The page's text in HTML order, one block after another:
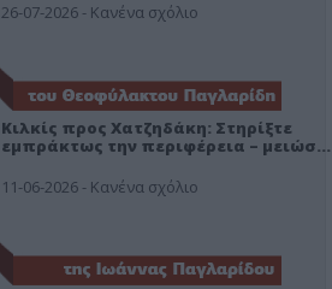
26-07-2026 - Κανένα σχόλιο
Κιλκίς προς Χατζηδάκη: Στηρίξτε
εμπράκτως την περιφέρεια – μειώσ…
11-06-2026 - Κανένα σχόλιο